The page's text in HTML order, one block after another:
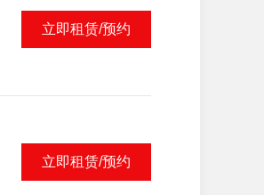
立即租赁/预约
立即租赁/预约